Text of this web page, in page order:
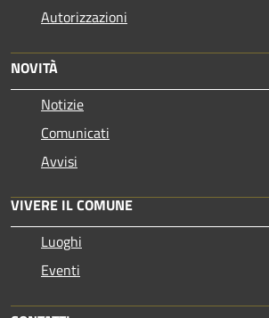
Autorizzazioni
NOVITÀ
Notizie
Comunicati
Avvisi
VIVERE IL COMUNE
Luoghi
Eventi